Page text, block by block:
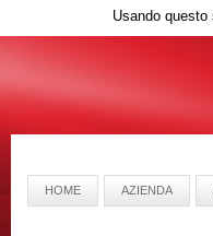
HOME AZIENDA
Usando